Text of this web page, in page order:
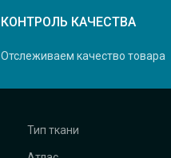
КОНТРОЛЬ КАЧЕСТВА
Отслеживаем качество товара
Тип ткани